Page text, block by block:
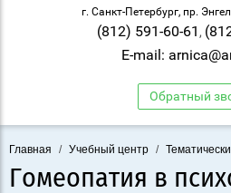
г. Санкт-Петербург, пр.
(812) 591-60-61 ,
E-mail:
Обратный
Главная / Учебный центр /
Гомеопатия в